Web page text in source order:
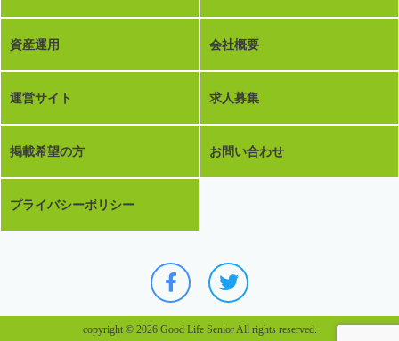
資産運用 会社概要
運営サイト 求人募集
掲載希望の方 お問い合わせ
プライバシーポリシー
copyright © 2026 Good Life Senior All rights reserved.